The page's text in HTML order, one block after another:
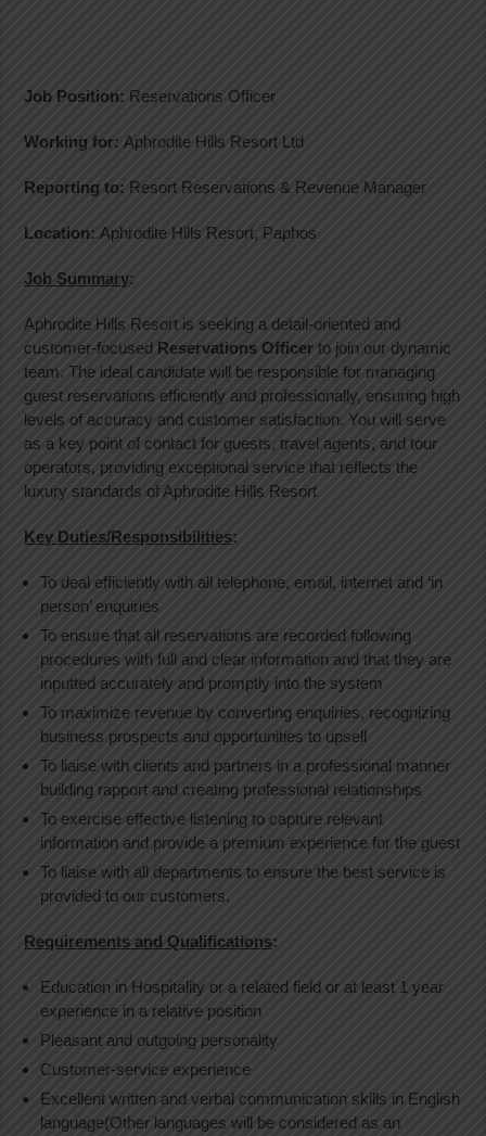
Job Position: Reservations Officer
Working for:Aphrodite Hills Resort Ltd
Reporting to: Resort Reservations & Revenue Manager
Location:Aphrodite Hills Resort, Paphos
Job Summary:
Aphrodite Hills Resort is seeking a detail-oriented and
customer-focused Reservations Officer to join our dynamic
team. The ideal candidate will be responsible for managing
guest reservations efficiently and professionally, ensuring high
levels of accuracy and customer satisfaction. You will serve
as a key point of contact for guests, travel agents, and tour
operators, providing exceptional service that reflects the
luxury standards of Aphrodite Hills Resort
Key Duties/Responsibilities:
To deal efficiently with all telephone, email, internet and ‘in
person’ enquiries
To ensure that all reservations are recorded following
procedures with full and clear information and that they are
inputted accurately and promptly into the system
To maximize revenue by converting enquiries, recognizing
business prospects and opportunities to upsell
To liaise with clients and partners in a professional manner
building rapport and creating professional relationships
To exercise effective listening to capture relevant
information and provide a premium experience for the guest
To liaise with all departments to ensure the best service is
provided to our customers.
Requirements and Qualifications:
Education in Hospitality or a related field or at least 1 year
experience in a relative position
Pleasant and outgoing personality
Customer-service experience
Excellent written and verbal communication skills in English
language(Other languages will be considered as an